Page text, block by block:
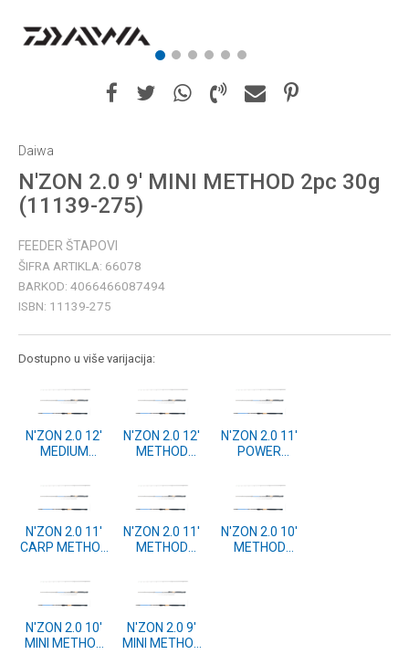
1 2 3 4 5 6
Daiwa
N'ZON 2.0 9' MINI METHOD 2pc 30g
(11139-275)
FEEDER ŠTAPOVI
ŠIFRA ARTIKLA: 66078
BARKOD: 4066466087494
ISBN: 11139-275
Dostupno u više varijacija:
N'ZON 2.0 12'
MEDIUM
80g (11139-
365)
N'ZON 2.0 12'
METHOD
60g (11139-
360)
N'ZON 2.0 11'
POWER
FEEDER 3pc
80g (11139-
336)
N'ZON 2.0 11'
CARP METHOD
70g (11139-
335)
N'ZON 2.0 11'
METHOD
50g (11139-
330)
N'ZON 2.0 10'
METHOD
N'ZON 2.0 10'
MINI METHOD
N'ZON 2.0 9'
MINI METHOD